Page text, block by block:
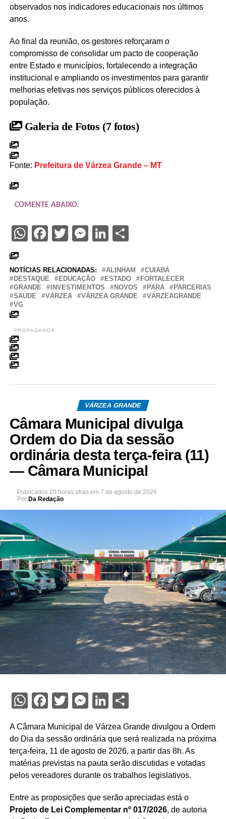
observados nos indicadores educacionais nos últimos
anos.
Ao final da reunião, os gestores reforçaram o
compromisso de consolidar um pacto de cooperação
entre Estado e municípios, fortalecendo a integração
institucional e ampliando os investimentos para garantir
melhorias efetivas nos serviços públicos oferecidos à
população.
Galeria de Fotos (7 fotos)
Fonte: Prefeitura de Várzea Grande – MT
COMENTE ABAIXO:
WhatsApp
Facebook
Twitter
Messenger
LinkedIn
NOTÍCIAS RELACIONADAS: ALINHAM
CUIABÁ
DESTAQUE
EDUCAÇÃO ESTADO
FORTALECER
GRANDE
INVESTIMENTOS NOVOS PARA
PARCERIAS
SAÚDE
VÁRZEA VÁRZEA GRANDE
VÁRZEAGRANDE
VG
PROPAGANDA
VÁRZEA GRANDE
Câmara Municipal divulga
Ordem do Dia da sessão
ordinária desta terça-feira (11)
— Câmara Municipal
Publicados 20 horas atrás em 7 de agosto de 2026
Por Da Redação
WhatsApp
Facebook
Twitter
Messenger
LinkedIn
A Câmara Municipal de Várzea Grande divulgou a Ordem
do Dia da sessão ordinária que será realizada na próxima
terça-feira, 11 de agosto de 2026, a partir das 8h. As
matérias previstas na pauta serão discutidas e votadas
pelos vereadores durante os trabalhos legislativos.
Entre as proposições que serão apreciadas está o
Projeto de Lei Complementar nº 017/2026, de autoria